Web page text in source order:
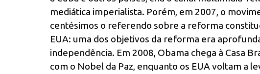
mediática imperialista. Porém, em 2007, o
centésimos o referendo sobre a reforma
EUA: uma dos objetivos da reforma era
independência. Em 2008, Obama chega à Casa
com o Nobel da Paz, enquanto os EUA voltam a